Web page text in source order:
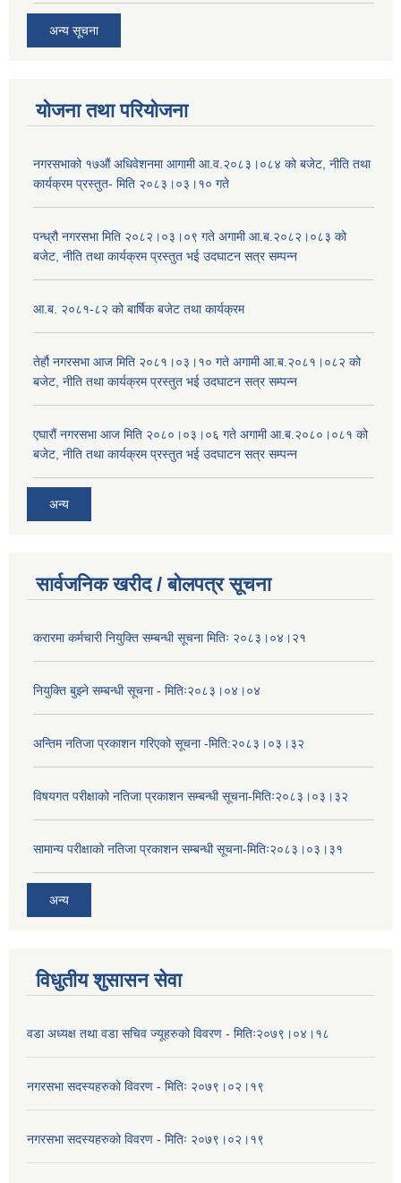
अन्य सूचना
योजना तथा परियोजना
नगरसभाको १७औं अधिवेशनमा आगामी आ.व.२०८३।०८४ को बजेट, नीति तथा
कार्यक्रम प्रस्तुत- मिति २०८३।०३।१० गते
पन्ध्रौ नगरसभा मिति २०८२।०३।०९ गते अगामी आ.ब.२०८२।०८३ को
बजेट, नीति तथा कार्यक्रम प्रस्तुत भई उदघाटन सत्र सम्पन्न
आ.ब. २०८१-८२ को बार्षिक बजेट तथा कार्यक्रम
तेर्हौ नगरसभा आज मिति २०८१।०३।१० गते अगामी आ.ब.२०८१।०८२ को
बजेट, नीति तथा कार्यक्रम प्रस्तुत भई उदघाटन सत्र सम्पन्न
एघारौं नगरसभा आज मिति २०८०।०३।०६ गते अगामी आ.ब.२०८०।०८१ को
बजेट, नीति तथा कार्यक्रम प्रस्तुत भई उदघाटन सत्र सम्पन्न
अन्य
सार्वजनिक खरीद / बोलपत्र सूचना
करारमा कर्मचारी नियुक्ति सम्बन्धी सूचना मितिः २०८३।०४।२१
नियुक्ति बुझ्ने सम्बन्धी सूचना - मितिः२०८३।०४।०४
अन्तिम नतिजा प्रकाशन गरिएको सूचना -मिति:२०८३।०३।३२
विषयगत परीक्षाको नतिजा प्रकाशन सम्बन्धी सूचना-मितिः२०८३।०३।३२
सामान्य परीक्षाको नतिजा प्रकाशन सम्बन्धी सूचना-मितिः२०८३।०३।३१
अन्य
विधुतीय शुसासन सेवा
वडा अध्यक्ष तथा वडा सचिव ज्यूहरुको विवरण - मितिः२०७९।०४।१८
नगरसभा सदस्यहरुको विवरण - मितिः २०७९।०२।१९
नगरसभा सदस्यहरुको विवरण - मितिः २०७९।०२।१९